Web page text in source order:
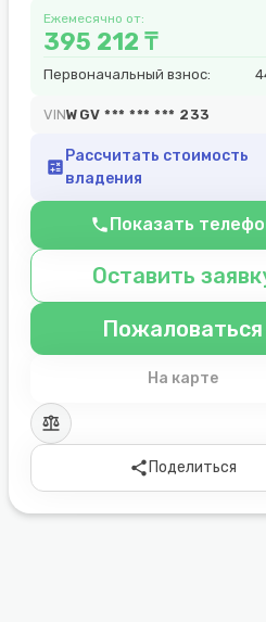
Ежемесячно от:
395 212 ₸
Первоначальный взнос:
VINWGV *** *** *** 233
calculate
Рассчитать стоимость
владения
phone Показать
Оставить
Пожаловаться
На карте
balance
share Поделиться